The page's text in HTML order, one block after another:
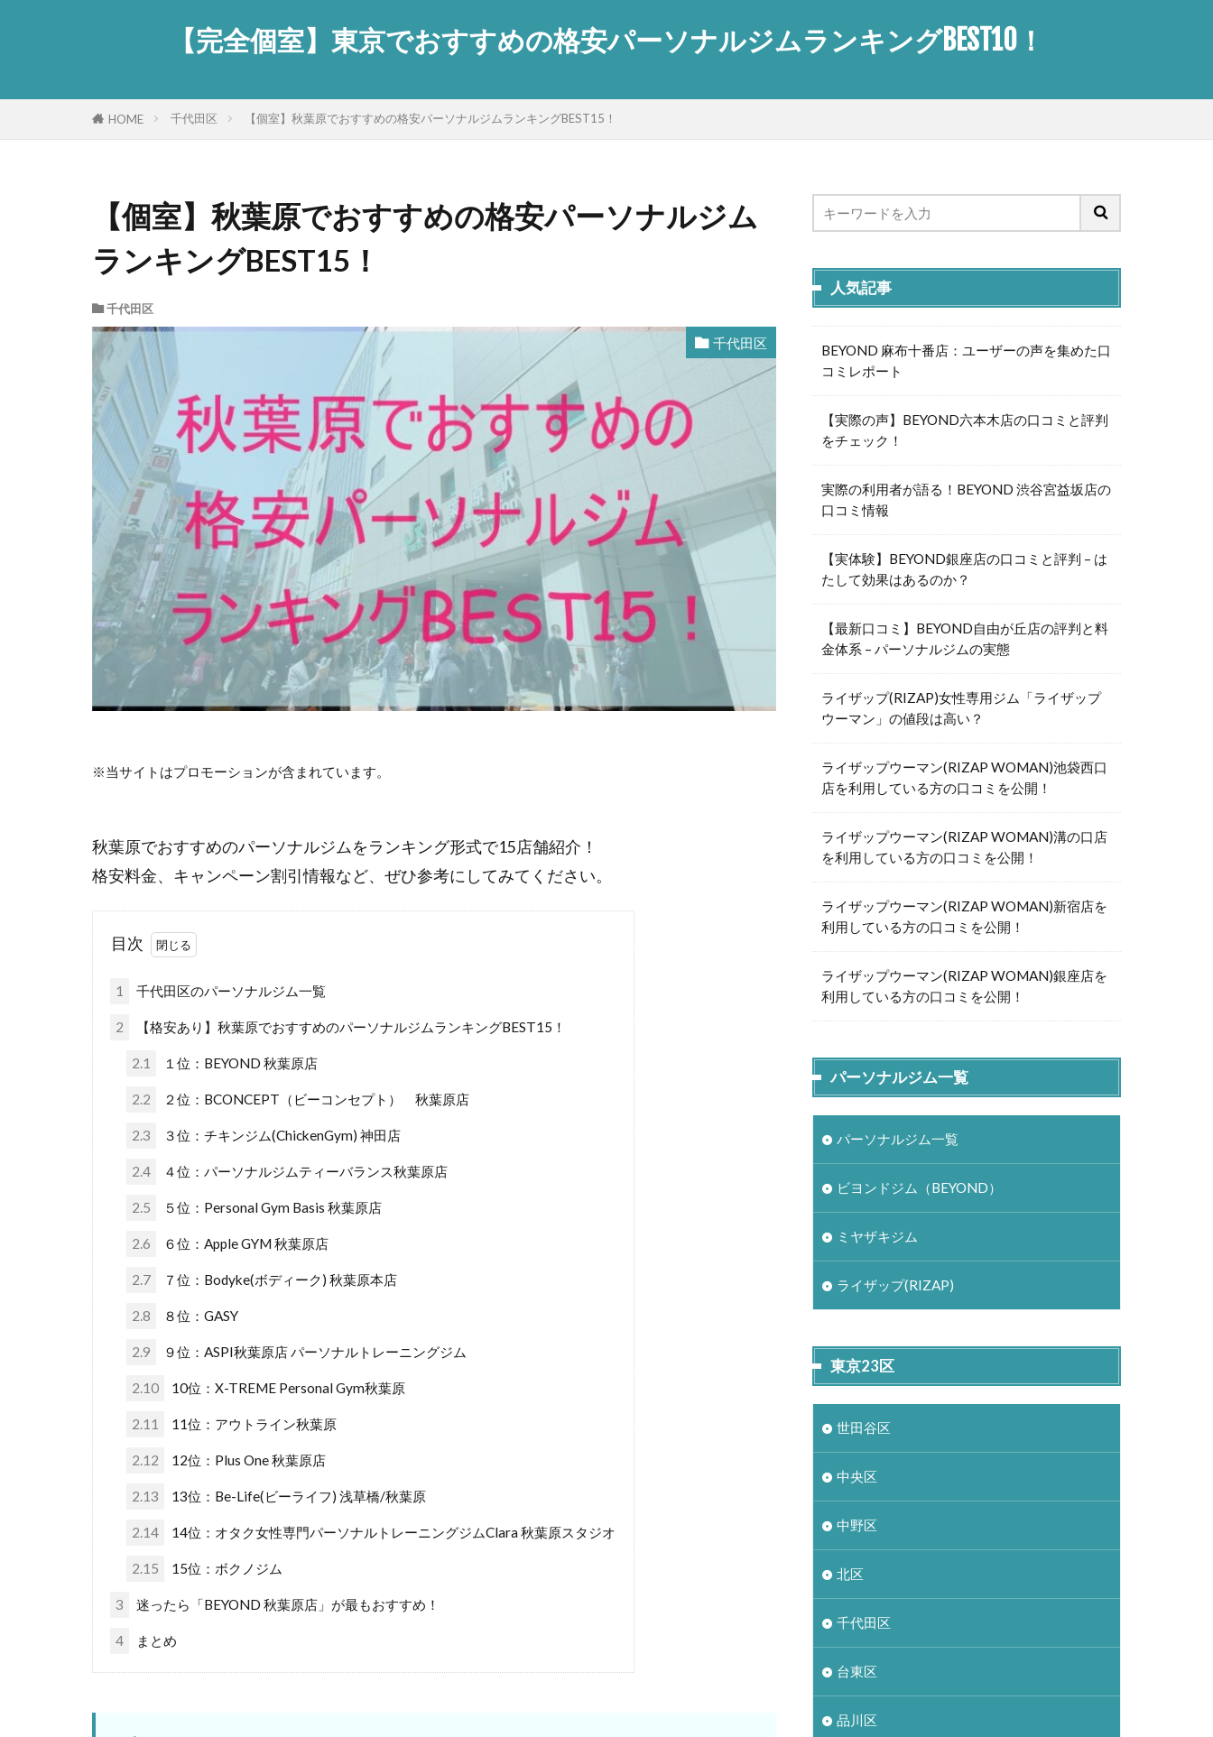
【完全個室】東京でおすすめの格安パーソナルジムランキングBEST10！
HOME 千代田区 【個室】秋葉原でおすすめの格安パーソナルジムランキングBEST15！
【個室】秋葉原でおすすめの格安パーソナルジム
ランキングBEST15！
千代田区
千代田区
※当サイトはプロモーションが含まれています。
秋葉原でおすすめのパーソナルジムをランキング形式で15店舗紹介！
格安料金、キャンペーン割引情報など、ぜひ参考にしてみてください。
目次
1 千代田区のパーソナルジム一覧
2 【格安あり】秋葉原でおすすめのパーソナルジムランキングBEST15！
2.1 １位：BEYOND 秋葉原店
2.2 ２位：BCONCEPT（ビーコンセプト） 秋葉原店
2.3 ３位：チキンジム(ChickenGym) 神田店
2.4 ４位：パーソナルジムティーバランス秋葉原店
2.5 ５位：Personal Gym Basis 秋葉原店
2.6 ６位：Apple GYM 秋葉原店
2.7 ７位：Bodyke(ボディーク) 秋葉原本店
2.8 ８位：GASY
2.9 ９位：ASPI秋葉原店 パーソナルトレーニングジム
2.10 10位：X-TREME Personal Gym秋葉原
2.11 11位：アウトライン秋葉原
2.12 12位：Plus One 秋葉原店
2.13 13位：Be-Life(ビーライフ) 浅草橋/秋葉原
2.14 14位：オタク女性専門パーソナルトレーニングジムClara 秋葉原スタジオ
2.15 15位：ボクノジム
3 迷ったら「BEYOND 秋葉原店」が最もおすすめ！
4 まとめ
人気記事
BEYOND 麻布十番店：ユーザーの声を集めた口
コミレポート
【実際の声】BEYOND六本木店の口コミと評判
をチェック！
実際の利用者が語る！BEYOND 渋谷宮益坂店の
口コミ情報
【実体験】BEYOND銀座店の口コミと評判 – は
たして効果はあるのか？
【最新口コミ】BEYOND自由が丘店の評判と料
金体系 – パーソナルジムの実態
ライザップ(RIZAP)女性専用ジム「ライザップ
ウーマン」の値段は高い？
ライザップウーマン(RIZAP WOMAN)池袋西口
店を利用している方の口コミを公開！
ライザップウーマン(RIZAP WOMAN)溝の口店
を利用している方の口コミを公開！
ライザップウーマン(RIZAP WOMAN)新宿店を
利用している方の口コミを公開！
ライザップウーマン(RIZAP WOMAN)銀座店を
利用している方の口コミを公開！
パーソナルジム一覧
パーソナルジム一覧
ビヨンドジム（BEYOND）
ミヤザキジム
ライザップ(RIZAP)
東京23区
世田谷区
中央区
中野区
北区
千代田区
台東区
品川区